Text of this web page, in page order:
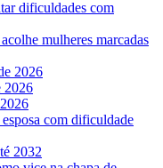
dificuldades com
mulheres marcadas
2026
2026
com dificuldade
2032